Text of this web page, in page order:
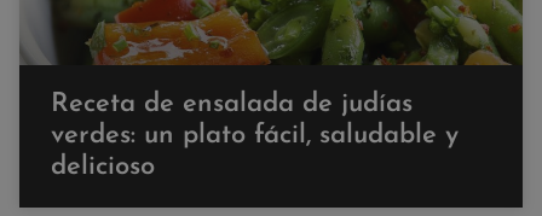
Receta de ensalada de judías
verdes: un plato fácil, saludable y
delicioso